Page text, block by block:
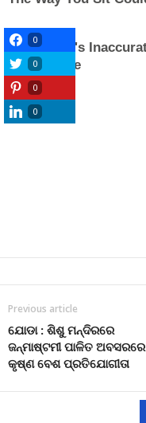
Previous article
ଯୋଡା : ଶିଶୁ ମନ୍ଦିରରେ
ଜନ୍ମାଷ୍ଟମୀ ପାଳିତ ଅବସରରେ
କୃଷ୍ଣ ବେଶ ପ୍ରତିଯୋଗୀତା
0
0
0
0